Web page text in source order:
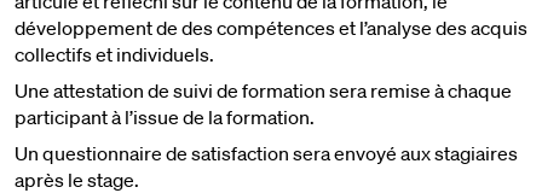
développement de des compétences et l’analyse des acquis
collectifs et individuels.
Une attestation de suivi de formation sera remise à chaque
participant à l’issue de la formation.
Un questionnaire de satisfaction sera envoyé aux stagiaires
après le stage.